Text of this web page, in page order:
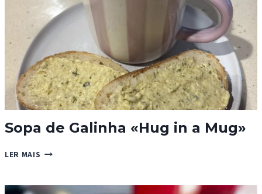
Sopa de Galinha «Hug in a Mug»
LER MAIS SOPA
«HUG